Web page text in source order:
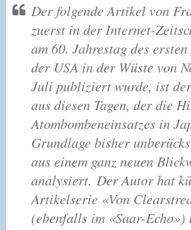
Der folgende Artikel von
zuerst in der Internet-
am 60. Jahrestag des
der USA in der Wüste von
Juli publiziert wurde, ist
aus diesen Tagen, der die
Atombombeneinsatzes in
Grundlage bisher
aus einem ganz neuen
analysiert. Der Autor hat
Artikelserie «Von
(ebenfalls im «Saar-